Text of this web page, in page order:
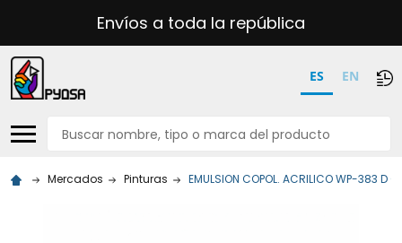
Envíos a toda la república
ES EN
Buscar
Mercados Pinturas EMULSION COPOL. ACRILICO WP-383 D